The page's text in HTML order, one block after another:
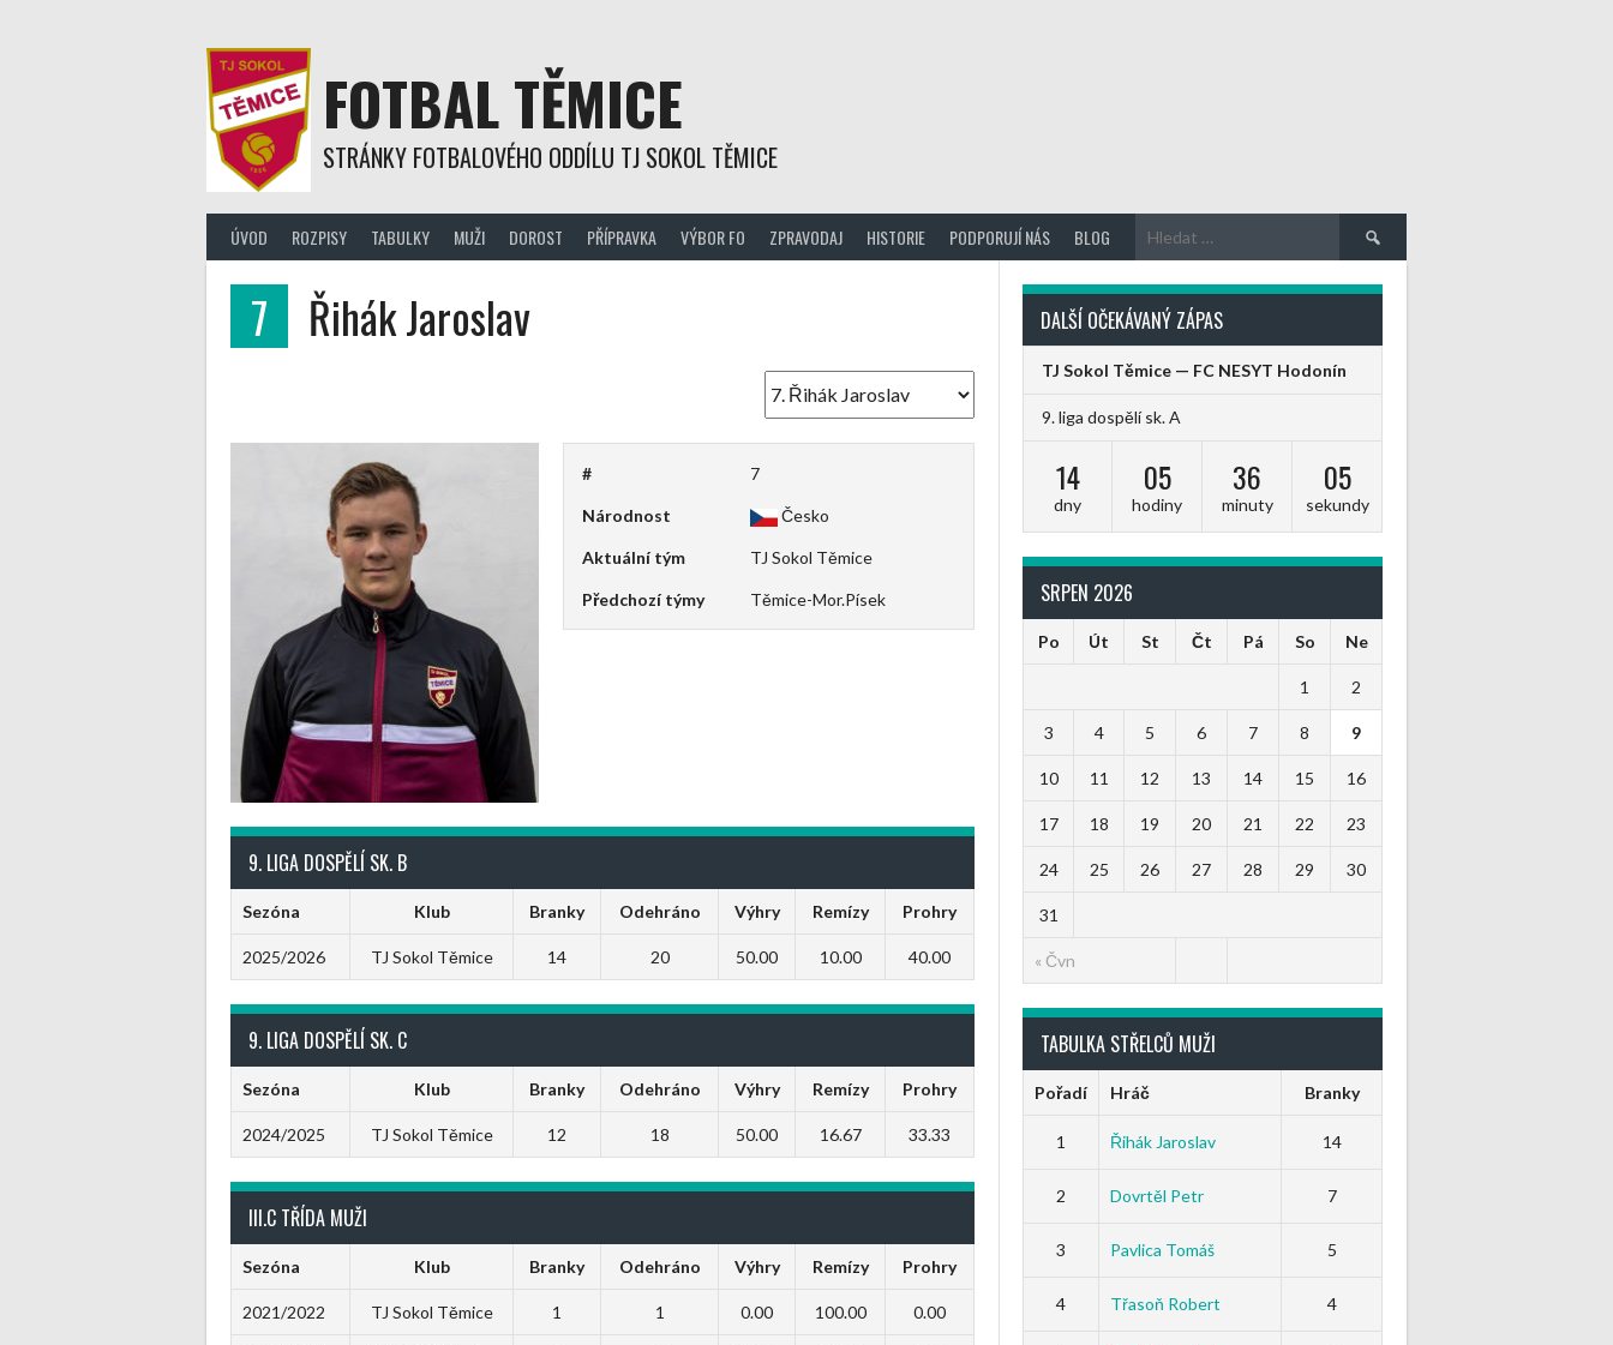
FOTBAL TĚMICE
STRÁNKY FOTBALOVÉHO ODDÍLU TJ SOKOL TĚMICE
ÚVOD ROZPISY TABULKY MUŽI DOROST PŘÍPRAVKA VÝBOR FO ZPRAVODAJ HISTORIE PODPORUJÍ NÁS BLOG Vyhledávání
7 Řihák Jaroslav
# 7
Národnost Česko
Aktuální tým TJ Sokol Těmice
Předchozí týmy Těmice-Mor.Písek
9. LIGA DOSPĚLÍ SK. B
Sezóna Klub Branky Odehráno Výhry Remízy Prohry
2025/2026 TJ Sokol Těmice 14 20 50.00 10.00 40.00
9. LIGA DOSPĚLÍ SK. C
Sezóna Klub Branky Odehráno Výhry Remízy Prohry
2024/2025 TJ Sokol Těmice 12 18 50.00 16.67 33.33
III.C TŘÍDA MUŽI
Sezóna Klub Branky Odehráno Výhry Remízy Prohry
2021/2022 TJ Sokol Těmice 1 1 0.00 100.00 0.00
DALŠÍ OČEKÁVANÝ ZÁPAS
TJ Sokol Těmice — FC NESYT Hodonín
9. liga dospělí sk. A
14
dny
05
hodiny
36
minuty
04
sekundy
SRPEN 2026
Po Út St Čt Pá So Ne
« Čvn
1 2
3 4 5 6 7 8 9
10 11 12 13 14 15 16
17 18 19 20 21 22 23
24 25 26 27 28 29 30
31
TABULKA STŘELCŮ MUŽI
Pořadí Hráč Branky
1 Řihák Jaroslav 14
2 Dovrtěl Petr 7
3 Pavlica Tomáš 5
4 Třasoň Robert 4